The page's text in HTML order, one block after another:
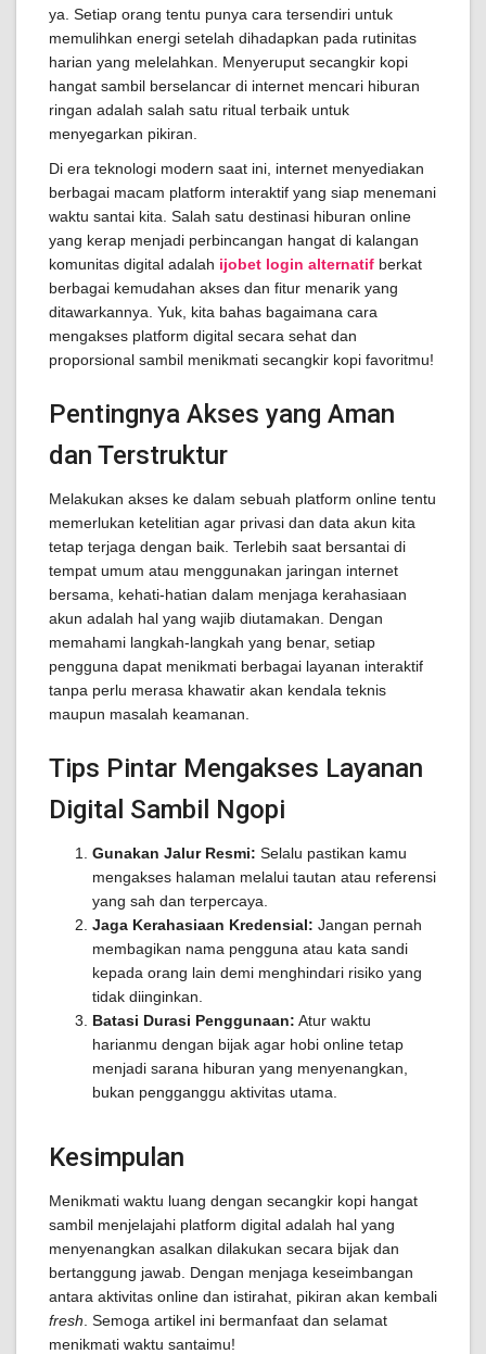
ya. Setiap orang tentu punya cara tersendiri untuk
memulihkan energi setelah dihadapkan pada rutinitas
harian yang melelahkan. Menyeruput secangkir kopi
hangat sambil berselancar di internet mencari hiburan
ringan adalah salah satu ritual terbaik untuk
menyegarkan pikiran.
Di era teknologi modern saat ini, internet menyediakan
berbagai macam platform interaktif yang siap menemani
waktu santai kita. Salah satu destinasi hiburan online
yang kerap menjadi perbincangan hangat di kalangan
komunitas digital adalah ijobet login alternatif berkat
berbagai kemudahan akses dan fitur menarik yang
ditawarkannya. Yuk, kita bahas bagaimana cara
mengakses platform digital secara sehat dan
proporsional sambil menikmati secangkir kopi favoritmu!
Pentingnya Akses yang Aman
dan Terstruktur
Melakukan akses ke dalam sebuah platform online tentu
memerlukan ketelitian agar privasi dan data akun kita
tetap terjaga dengan baik. Terlebih saat bersantai di
tempat umum atau menggunakan jaringan internet
bersama, kehati-hatian dalam menjaga kerahasiaan
akun adalah hal yang wajib diutamakan. Dengan
memahami langkah-langkah yang benar, setiap
pengguna dapat menikmati berbagai layanan interaktif
tanpa perlu merasa khawatir akan kendala teknis
maupun masalah keamanan.
Tips Pintar Mengakses Layanan
Digital Sambil Ngopi
Gunakan Jalur Resmi: Selalu pastikan kamu
mengakses halaman melalui tautan atau referensi
yang sah dan terpercaya.
Jaga Kerahasiaan Kredensial: Jangan pernah
membagikan nama pengguna atau kata sandi
kepada orang lain demi menghindari risiko yang
tidak diinginkan.
Batasi Durasi Penggunaan: Atur waktu
harianmu dengan bijak agar hobi online tetap
menjadi sarana hiburan yang menyenangkan,
bukan pengganggu aktivitas utama.
Kesimpulan
Menikmati waktu luang dengan secangkir kopi hangat
sambil menjelajahi platform digital adalah hal yang
menyenangkan asalkan dilakukan secara bijak dan
bertanggung jawab. Dengan menjaga keseimbangan
antara aktivitas online dan istirahat, pikiran akan kembali
fresh . Semoga artikel ini bermanfaat dan selamat
menikmati waktu santaimu!